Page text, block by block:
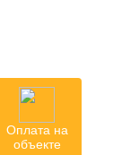
Оплата на
объекте